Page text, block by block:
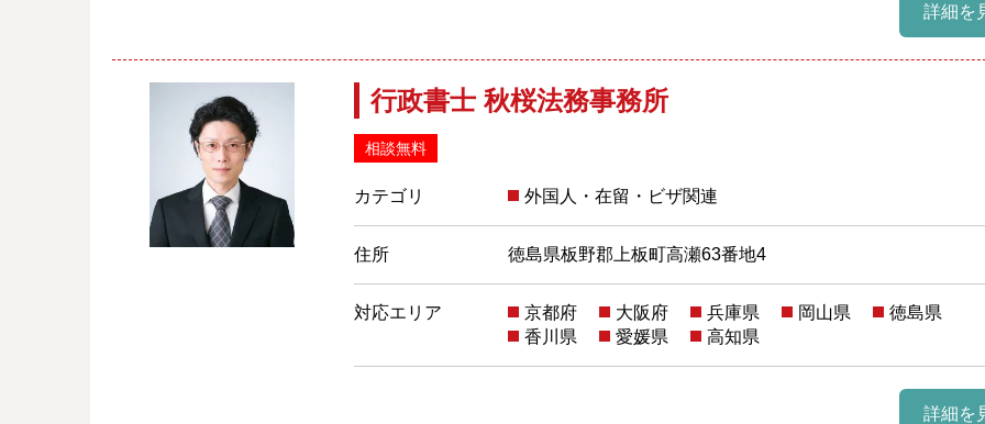
詳細を
行政書士 秋桜法務事務所
相談無料
カテゴリ 外国人・在留・ビザ関連
住所 徳島県板野郡上板町高瀬63番地4
対応エリア 京都府 大阪府 兵庫県 岡山県
徳島県
香川県
愛媛県 高知県
詳細を